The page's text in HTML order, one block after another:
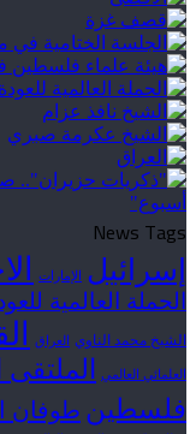
News Tags
إسرائيل الإمارات
الحملة العالمية
الشيخ محمد الناوي العراق
العلمائي العالمي
فلسطين طوفان